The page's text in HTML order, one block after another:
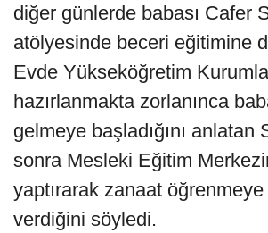
diğer günlerde babası Cafer
atölyesinde beceri eğitimine
Evde Yükseköğretim
hazırlanmakta zorlanınca
gelmeye başladığını anlatan
sonra Mesleki Eğitim
yaptırarak zanaat
verdiğini söyledi.